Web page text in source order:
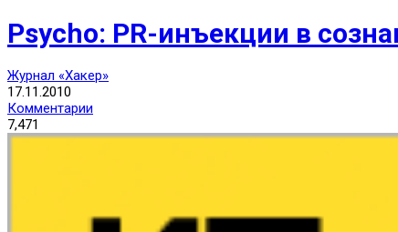
Psycho: PR-инъекции в
Журнал «Хакер»
17.11.2010
Комментарии
7,471